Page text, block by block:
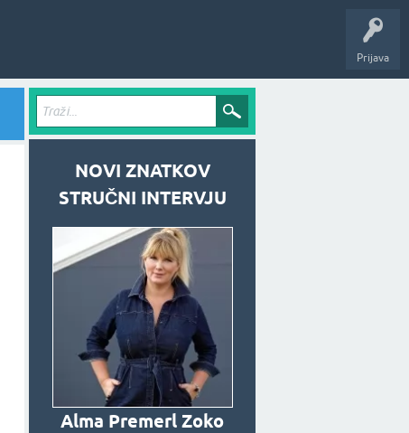
Prijava
NOVI ZNATKOV
STRUČNI INTERVJU
Alma Premerl Zoko